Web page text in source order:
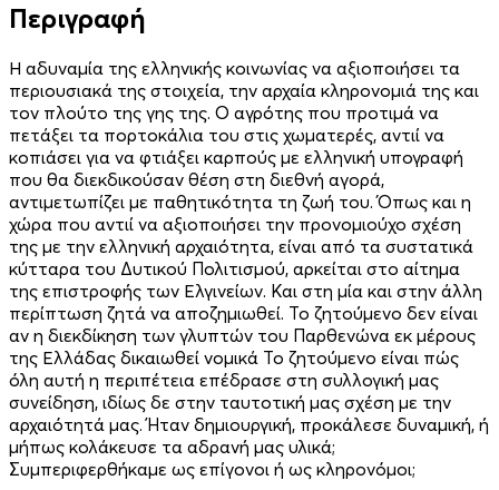
Περιγραφή
Η αδυναμία της ελληνικής κοινωνίας να αξιοποιήσει τα
περιουσιακά της στοιχεία, την αρχαία κληρονομιά της και
τον πλούτο της γης της. Ο αγρότης που προτιμά να
πετάξει τα πορτοκάλια του στις χωματερές, αντιί να
κοπιάσει για να φτιάξει καρπούς με ελληνική υπογραφή
που θα διεκδικούσαν θέση στη διεθνή αγορά,
αντιμετωπίζει με παθητικότητα τη ζωή του. Όπως και η
χώρα που αντιί να αξιοποιήσει την προνομιούχο σχέση
της με την ελληνική αρχαιότητα, είναι από τα συστατικά
κύτταρα του Δυτικού Πολιτισμού, αρκείται στο αίτημα
της επιστροφής των Ελγινείων. Και στη μία και στην άλλη
περίπτωση ζητά να αποζημιωθεί. Το ζητούμενο δεν είναι
αν η διεκδίκηση των γλυπτών του Παρθενώνα εκ μέρους
της Ελλάδας δικαιωθεί νομικά Το ζητούμενο είναι πώς
όλη αυτή η περιπέτεια επέδρασε στη συλλογική μας
συνείδηση, ιδίως δε στην ταυτοτική μας σχέση με την
αρχαιότητά μας. Ήταν δημιουργική, προκάλεσε δυναμική, ή
μήπως κολάκευσε τα αδρανή μας υλικά;
Συμπεριφερθήκαμε ως επίγονοι ή ως κληρονόμοι;